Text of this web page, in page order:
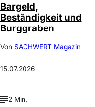
Bargeld,
Beständigkeit und
Burggraben
Von SACHWERT Magazin
15.07.2026
2 Min.